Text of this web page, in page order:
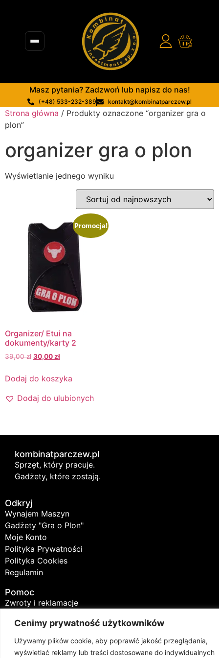
Cenimy prywatność użytkowników
Używamy plików cookie, aby poprawić jakość przeglądania,
wyświetlać reklamy lub treści dostosowane do indywidualnych
Masz pytania? Zadzwoń lub napisz do nas!
(+48) 533-232-389 kontakt@kombinatparczew.pl
Strona główna / Produkty oznaczone “organizer gra o
plon”
organizer gra o plon
Wyświetlanie jednego wyniku
Promocja!
Organizer/ Etui na
dokumenty/karty 2
39,00zł 30,00zł
Dodaj do koszyka
Dodaj do ulubionych
kombinatparczew.pl
Sprzęt, który pracuje.
Gadżety, które zostają.
Odkryj
Wynajem Maszyn
Gadżety "Gra o Plon"
Moje Konto
Polityka Prywatności
Polityka Cookies
Regulamin
Pomoc
Zwroty i reklamacje
Śledzenie zamówienia
FAQ